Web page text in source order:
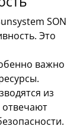
SON
Это
важно
из
отвечают